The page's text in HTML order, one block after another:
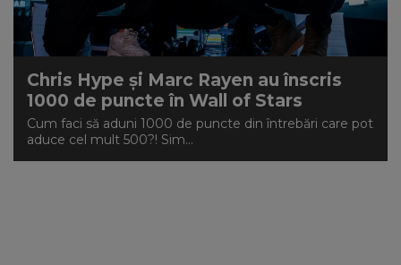
NEWS
CONTUL MEU
Chris Hype și Marc Rayen au înscris
1000 de puncte în Wall of Stars
Cum faci să aduni 1000 de puncte din întrebări care pot
aduce cel mult 500?! Sim...